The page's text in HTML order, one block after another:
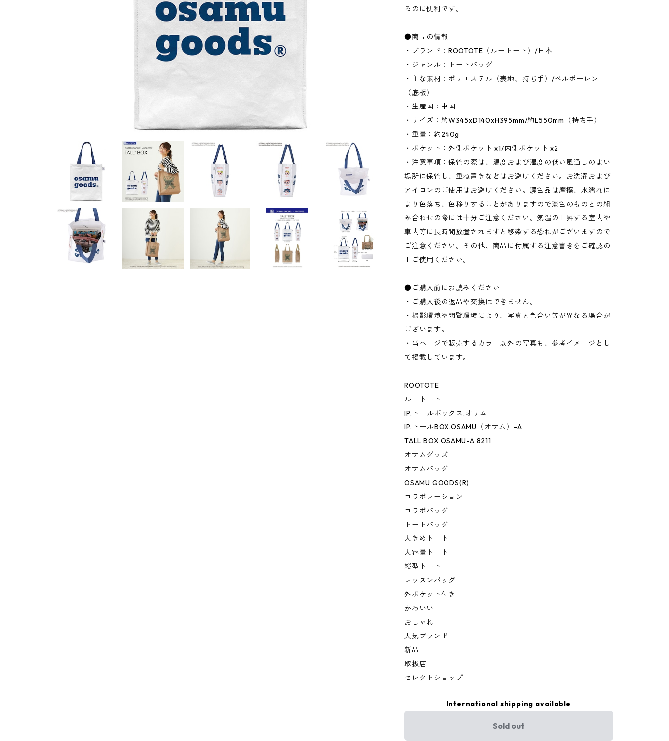
るのに便利です。
●商品の情報
・ブランド：ROOTOTE（ルートート）/日本
・ジャンル：トートバッグ
・主な素材：ポリエステル（表地、持ち手）/ベルポーレン
（底板）
・生産国：中国
・サイズ：約W345xD140xH395mm/約L550mm（持ち手）
・重量：約240g
・ポケット：外側ポケット x1/内側ポケット x2
・注意事項：保管の際は、温度および湿度の低い風通しのよい
場所に保管し、重ね置きなどはお避けください。お洗濯および
アイロンのご使用はお避けください。濃色品は摩擦、水濡れに
より色落ち、色移りすることがありますので淡色のものとの組
み合わせの際には十分ご注意ください。気温の上昇する室内や
車内等に長時間放置されますと移染する恐れがございますので
ご注意ください。その他、商品に付属する注意書きをご確認の
上ご使用ください。
●ご購入前にお読みください
・ご購入後の返品や交換はできません。
・撮影環境や閲覧環境により、写真と色合い等が異なる場合が
ございます。
・当ページで販売するカラー以外の写真も、参考イメージとし
て掲載しています。
ROOTOTE
ルートート
IP.トールボックス.オサム
IP.トールBOX.OSAMU（オサム）-A
TALL BOX OSAMU-A 8211
オサムグッズ
オサムバッグ
OSAMU GOODS(R)
コラボレーション
コラボバッグ
トートバッグ
大きめトート
大容量トート
縦型トート
レッスンバッグ
外ポケット付き
かわいい
おしゃれ
人気ブランド
新品
取扱店
セレクトショップ
International shipping available
Sold out